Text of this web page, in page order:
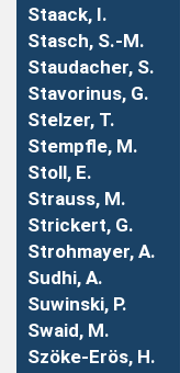
Staack, I.
Stasch, S.-M.
Staudacher, S.
Stavorinus, G.
Stelzer, T.
Stempfle, M.
Stoll, E.
Strauss, M.
Strickert, G.
Strohmayer, A.
Sudhi, A.
Suwinski, P.
Swaid, M.
Szöke-Erös, H.